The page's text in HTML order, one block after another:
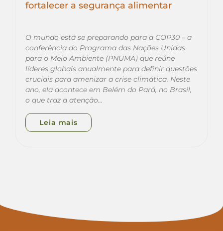
fortalecer a segurança alimentar
O mundo está se preparando para a COP30 – a
conferência do Programa das Nações Unidas
para o Meio Ambiente (PNUMA) que reúne
líderes globais anualmente para definir questões
cruciais para amenizar a crise climática. Neste
ano, ela acontece em Belém do Pará, no Brasil,
o que traz a atenção…
Leia mais